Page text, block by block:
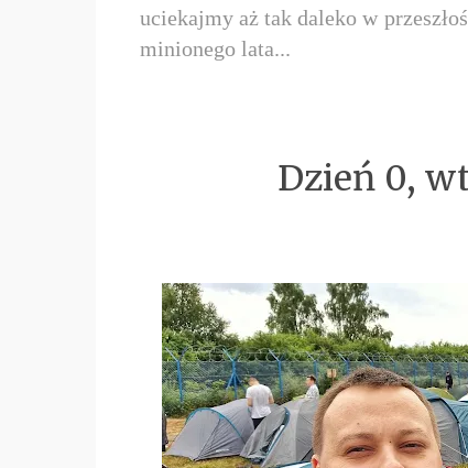
uciekajmy aż tak daleko w
minionego lata...
Dzień 0,